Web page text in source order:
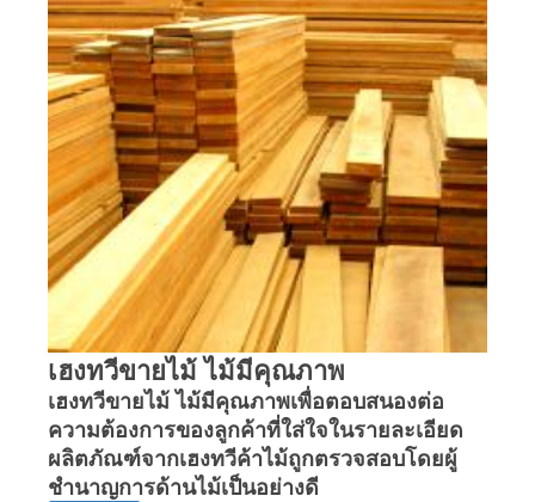
เฮงทวีขายไม้ ไม้มีคุณภาพ
เฮงทวีขายไม้ ไม้มีคุณภาพเพื่อตอบสนองต่อ
ความต้องการของลูกค้าที่ใส่ใจในรายละเอียด
ผลิตภัณฑ์จากเฮงทวีค้าไม้ถูกตรวจสอบโดยผู้
ชำนาญการด้านไม้เป็นอย่างดี